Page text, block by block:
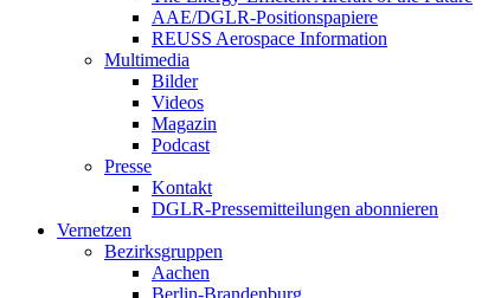
AAE/DGLR-Positionspapiere
REUSS Aerospace Information
Multimedia
Bilder
Videos
Magazin
Podcast
Presse
Kontakt
DGLR-Pressemitteilungen abonnieren
Vernetzen
Bezirksgruppen
Aachen
Berlin-Brandenburg